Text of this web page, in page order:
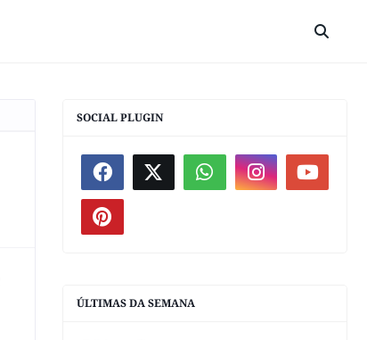
SOCIAL PLUGIN
ÚLTIMAS DA SEMANA